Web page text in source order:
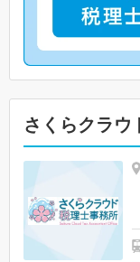
さくらクラウ